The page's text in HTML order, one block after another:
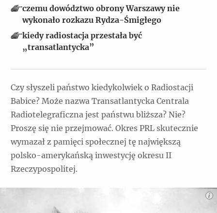
Wskazówki idą w dobrą stronę
Varia
Popularne
Memento dla modernizmu
Popularne
czemu dowództwo obrony Warszawy nie
wykonało rozkazu Rydza-Śmigłego
kiedy radiostacja przestała być
„transatlantycka”
Czy słyszeli państwo kiedykolwiek o Radiostacji
Babice? Może nazwa Transatlantycka Centrala
Radiotelegraficzna jest państwu bliższa? Nie?
Proszę się nie przejmować. Okres PRL skutecznie
wymazał z pamięci społecznej tę największą
polsko-amerykańską inwestycję okresu II
Rzeczypospolitej.